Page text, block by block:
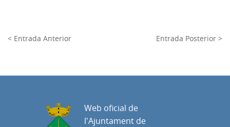
< Entrada Anterior Entrada Posterior >
Web oficial de
l'Ajuntament de